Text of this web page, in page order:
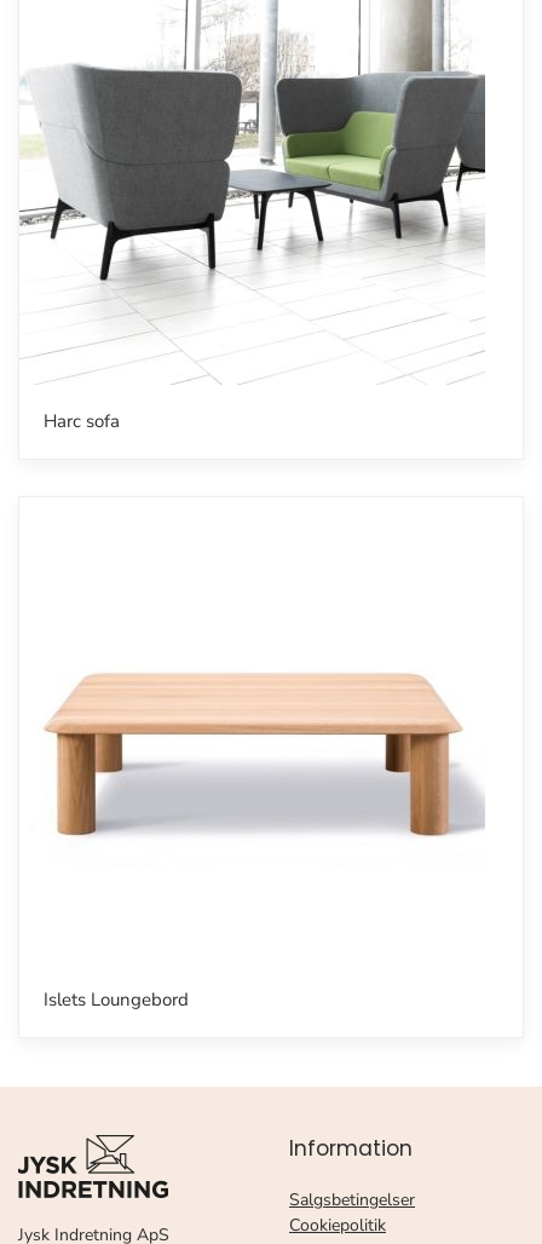
Harc sofa
Islets Loungebord
Jysk Indretning ApS
Information
Salgsbetingelser
Cookiepolitik